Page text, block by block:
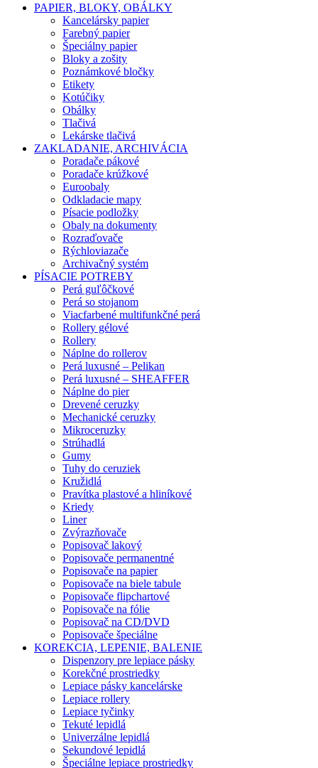
PAPIER, BLOKY, OBÁLKY
Kancelársky papier
Farebný papier
Špeciálny papier
Bloky a zošity
Poznámkové bločky
Etikety
Kotúčiky
Obálky
Tlačivá
Lekárske tlačivá
ZAKLADANIE, ARCHIVÁCIA
Poradače pákové
Poradače krúžkové
Euroobaly
Odkladacie mapy
Písacie podložky
Obaly na dokumenty
Rozraďovače
Rýchloviazače
Archivačný systém
PÍSACIE POTREBY
Perá guľôčkové
Perá so stojanom
Viacfarbené multifunkčné perá
Rollery gélové
Rollery
Náplne do rollerov
Perá luxusné – Pelikan
Perá luxusné – SHEAFFER
Náplne do pier
Drevené ceruzky
Mechanické ceruzky
Mikroceruzky
Strúhadlá
Gumy
Tuhy do ceruziek
Kružidlá
Pravítka plastové a hliníkové
Kriedy
Liner
Zvýrazňovače
Popisovač lakový
Popisovače permanentné
Popisovače na papier
Popisovače na biele tabule
Popisovače flipchartové
Popisovače na fólie
Popisovač na CD/DVD
Popisovače špeciálne
KOREKCIA, LEPENIE, BALENIE
Dispenzory pre lepiace pásky
Korekčné prostriedky
Lepiace pásky kancelárske
Lepiace rollery
Lepiace tyčinky
Tekuté lepidlá
Univerzálne lepidlá
Sekundové lepidlá
Špeciálne lepiace prostriedky